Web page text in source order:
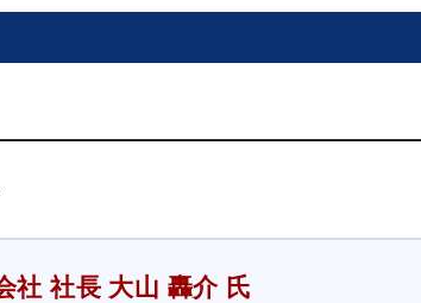
社 社長 大山 轟介 氏